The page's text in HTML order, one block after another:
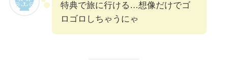
特典で旅に行ける…想像だけでゴ
ロゴロしちゃうにゃ